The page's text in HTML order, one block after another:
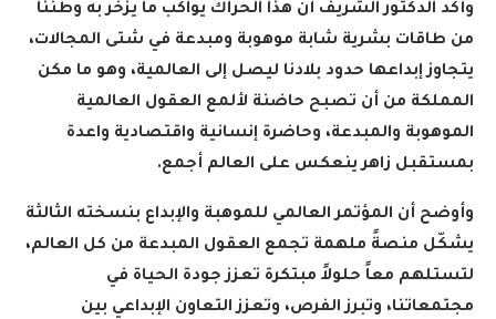
وأكد الدكتور الشريف أن هذا الحراك يواكب ما يزخر به وطننا
من طاقات بشرية شابة موهوبة ومبدعة في شتى المجالات،
يتجاوز إبداعها حدود بلادنا ليصل إلى العالمية، وهو ما مكن
المملكة من أن تصبح حاضنة لألمع العقول العالمية
الموهوبة والمبدعة، وحاضرة إنسانية واقتصادية واعدة
بمستقبل زاهر ينعكس على العالم أجمع.
وأوضح أن المؤتمر العالمي للموهبة والإبداع بنسخته الثالثة
يشكّل منصةً ملهمة تجمع العقول المبدعة من كل العالم،
لتستلهم معاً حلولاً مبتكرة تعزز جودة الحياة في
مجتمعاتنا، وتبرز الفرص، وتعزز التعاون الإبداعي بين